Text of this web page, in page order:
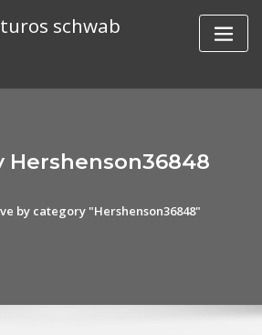
schwab
Hershenson36848
by category "Hershenson36848"